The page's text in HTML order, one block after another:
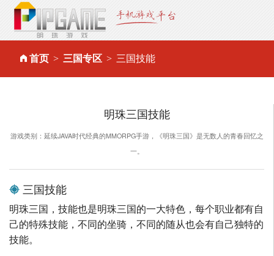
首页 三国专区 三国技能
明珠三国技能
游戏类别：延续JAVA时代经典的MMORPG手游，《明珠三国》是无数人的青春回忆之
一。
三国技能
明珠三国，技能也是明珠三国的一大特色，每个职业都有自
己的特殊技能，不同的坐骑，不同的随从也会有自己独特的
技能。